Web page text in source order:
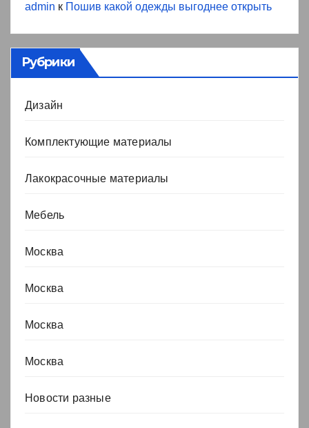
admin к Пошив какой одежды выгоднее открыть
Рубрики
Дизайн
Комплектующие материалы
Лакокрасочные материалы
Мебель
Москва
Москва
Москва
Москва
Новости разные